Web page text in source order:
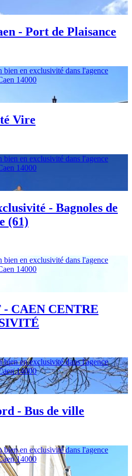
- Port de Plaisance
Vire
- Bagnoles de
(61)
CAEN CENTRE
- Bus de ville